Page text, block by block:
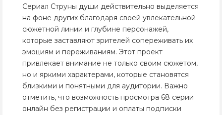
Сериал Струны души действительно выделяется
на фоне других благодаря своей увлекательной
сюжетной линии и глубине персонажей,
которые заставляют зрителей сопереживать их
эмоциям и переживаниям. Этот проект
привлекает внимание не только своим сюжетом,
но и яркими характерами, которые становятся
близкими и понятными для аудитории. Важно
отметить, что возможность просмотра 68 серии
онлайн без регистрации и оплаты подписки